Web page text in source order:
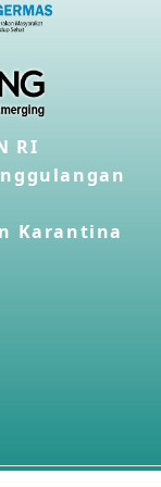
RI
Karantina